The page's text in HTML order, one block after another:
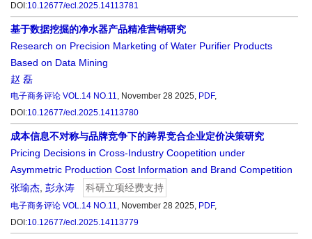
DOI:10.12677/ecl.2025.14113781
基于数据挖掘的净水器产品精准营销研究
Research on Precision Marketing of Water Purifier Products
Based on Data Mining
赵 磊
电子商务评论 VOL.14 NO.11, November 28 2025, PDF,
DOI:10.12677/ecl.2025.14113780
成本信息不对称与品牌竞争下的跨界竞合企业定价决策研究
Pricing Decisions in Cross-Industry Coopetition under
Asymmetric Production Cost Information and Brand Competition
张瑜杰, 彭永涛 科研立项经费支持
电子商务评论 VOL.14 NO.11, November 28 2025, PDF,
DOI:10.12677/ecl.2025.14113779